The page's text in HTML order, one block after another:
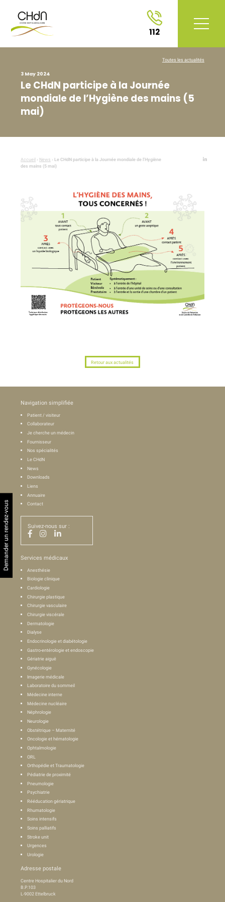
112
3 May 2024
Le CHdN participe à la Journée
mondiale de l’Hygiène des mains (5
mai)
Toutes les actualités
Accueil › News › Le CHdN participe à la Journée mondiale de l’Hygiène
des mains (5 mai)
Retour aux actualités
Navigation simplifiée
Patient / visiteur
Collaborateur
Je cherche un médecin
Fournisseur
Nos spécialités
Le CHdN
News
Downloads
Liens
Annuaire
Contact
Suivez-nous sur :
Services médicaux
Anesthésie
Biologie clinique
Cardiologie
Chirurgie plastique
Chirurgie vasculaire
Chirurgie viscérale
Dermatologie
Dialyse
Endocrinologie et diabétologie
Gastro-entérologie et endoscopie
Gériatrie aiguë
Gynécologie
Imagerie médicale
Laboratoire du sommeil
Médecine interne
Médecine nucléaire
Néphrologie
Neurologie
Obstétrique – Maternité
Oncologie et hématologie
Ophtalmologie
ORL
Orthopédie et Traumatologie
Pédiatrie de proximité
Pneumologie
Psychiatrie
Rééducation gériatrique
Rhumatologie
Soins intensifs
Soins palliatifs
Stroke unit
Urgences
Urologie
Adresse postale
Centre Hospitalier du Nord
B.P.103
L-9002 Ettelbruck
Demander un rendez-vous